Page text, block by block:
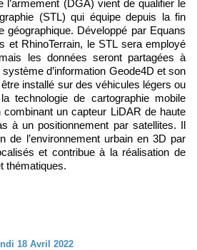
(STL) qui équipe depuis la fin
géographique. Développé par Equans
et RhinoTerrain, le STL sera employé
les données seront partagées à
d’information Geode4D et son
installé sur des véhicules légers ou
technologie de cartographie mobile
un capteur LiDAR de haute
à un positionnement par satellites. Il
de l’environnement urbain en 3D par
et contribue à la réalisation de
thématiques.
18 Avril 2022